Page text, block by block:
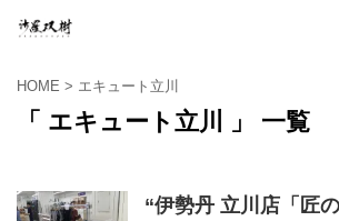
HOME > エキュート立川
「 エキュート立川 」 一覧
“伊勢丹 立川店「匠